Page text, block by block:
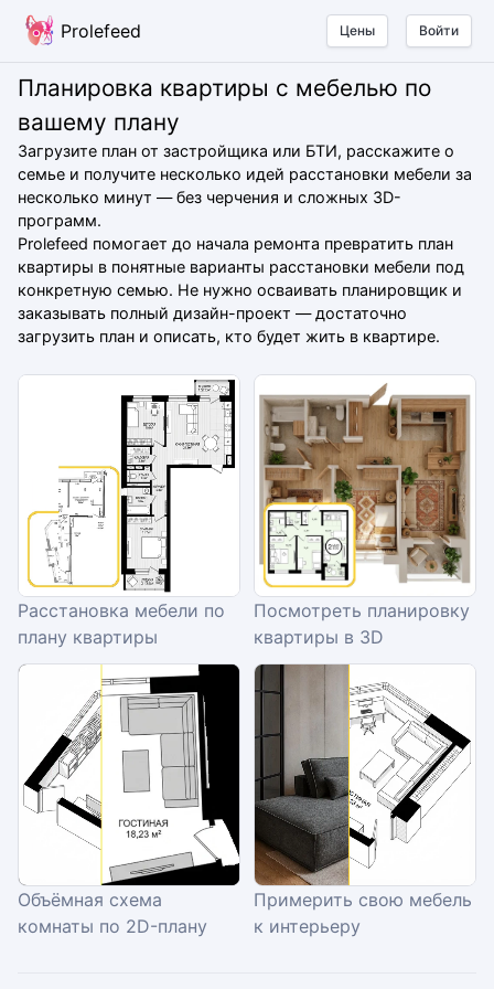
Prolefeed Цены Войти
Планировка квартиры с мебелью по
вашему плану
Загрузите план от застройщика или БТИ, расскажите о
семье и получите несколько идей расстановки мебели за
несколько минут — без черчения и сложных 3D-
программ.
Prolefeed помогает до начала ремонта превратить план
квартиры в понятные варианты расстановки мебели под
конкретную семью. Не нужно осваивать планировщик и
заказывать полный дизайн-проект — достаточно
загрузить план и описать, кто будет жить в квартире.
Расстановка мебели по
плану квартиры
Посмотреть планировку
квартиры в 3D
Объёмная схема
комнаты по 2D-плану
Примерить свою мебель
к интерьеру